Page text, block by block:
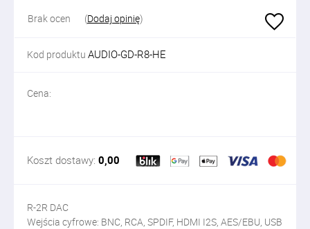
Brak ocen (Dodaj opinię)
Kod produktu AUDIO-GD-R8-HE
Cena:
Koszt dostawy: 0,00
R-2R DAC
Wejścia cyfrowe: BNC, RCA, SPDIF, HDMI I2S, AES/EBU, USB